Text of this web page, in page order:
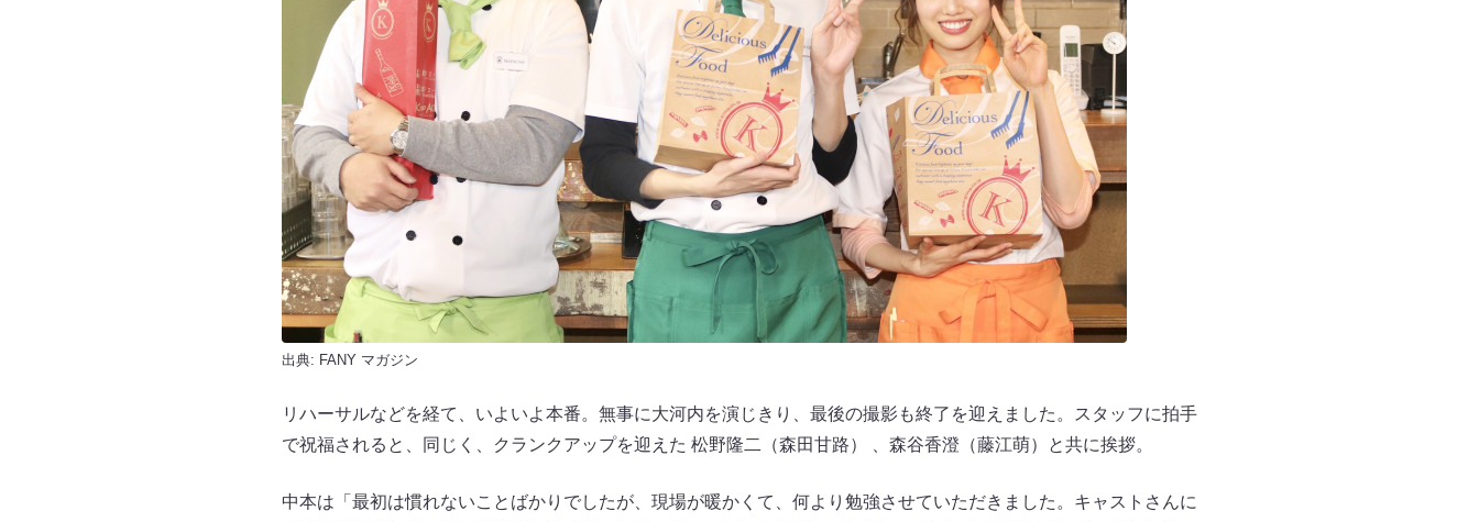
出典: FANY マガジン
リハーサルなどを経て、いよいよ本番。無事に大河内を演じきり、最後の撮影も終了を迎えました。スタッフに拍手
で祝福されると、同じく、クランクアップを迎えた 松野隆二（森田甘路） 、森谷香澄（藤江萌）と共に挨拶。
中本は「最初は慣れないことばかりでしたが、現場が暖かくて、何より勉強させていただきました。キャストさんに